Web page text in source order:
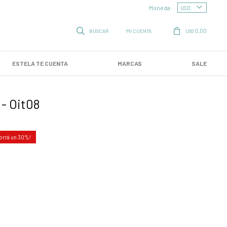
ESTELA TE CUENTA MARCAS SALE
USD 0,00
Moneda:
Oit08
30